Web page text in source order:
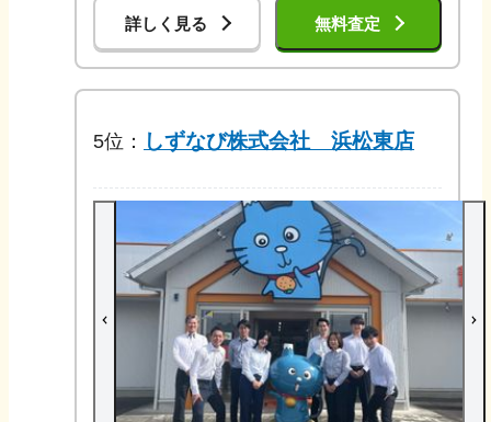
詳しく見る 無料査定
5位： しずなび株式会社 浜松東店